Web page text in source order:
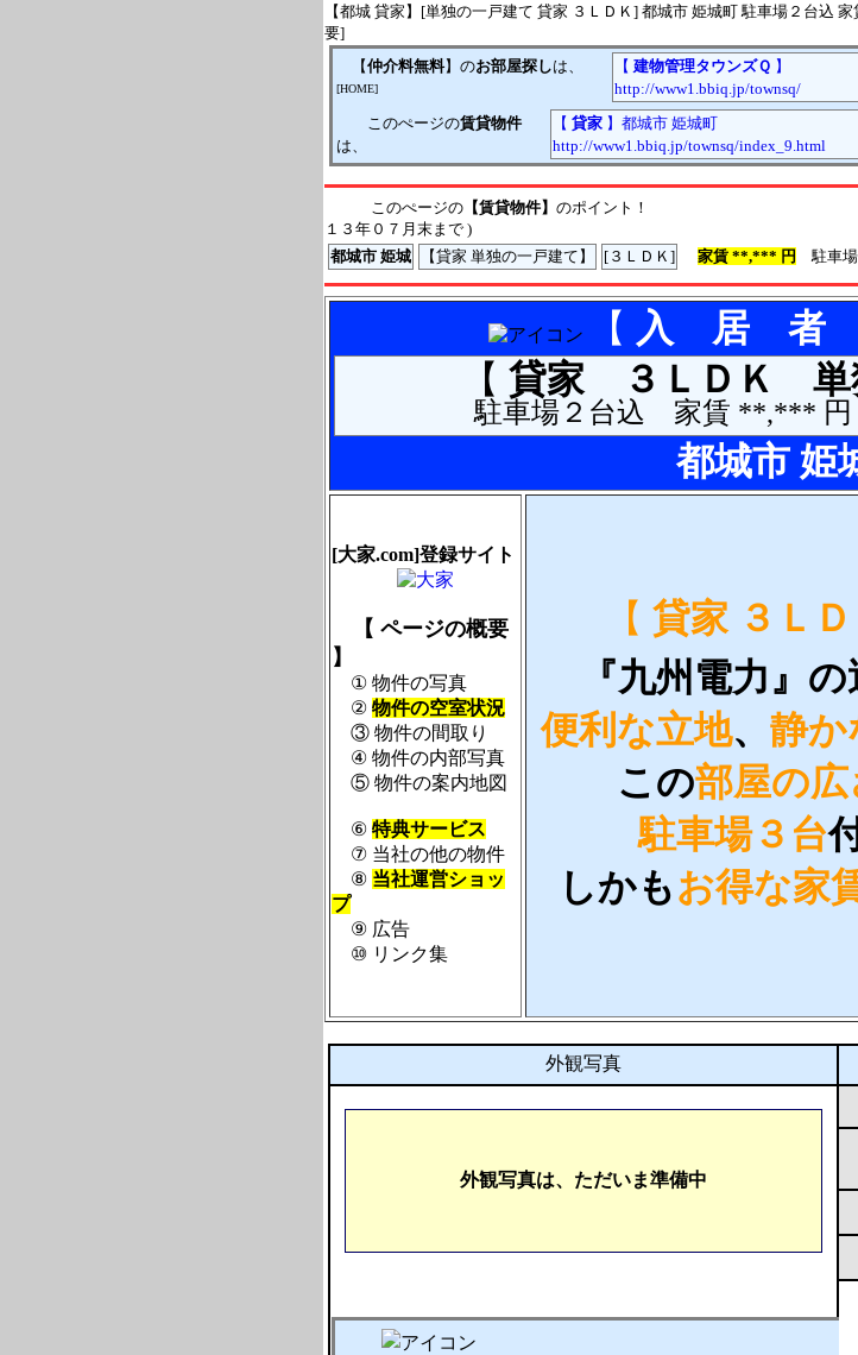
【都城 貸家】[単独の一戸建て 貸家 ３ＬＤＫ] 都城市 姫城町 駐車場２台込
要]
【仲介料無料】のお部屋探しは、
[HOME]
【 建物管理タウンズＱ 】
http://www1.bbiq.jp/townsq/
このぺージの賃貸物件
は、
【 貸家 】都城市 姫城町
http://www1.bbiq.jp/townsq/index_9.html
このぺージの 【賃貸物件】 のポイント！ 【 建物管理タ
１３年０７月末まで )
都城市 姫城
【貸家 単独の一戸建て】 [３ＬＤＫ] 家賃 **,*** 円 駐車
【 入 居 者
【 貸家 ３ＬＤＫ 単
駐車場２台込 家賃 **,***
都城市 姫
[大家.com]登録サイト
【 ページの概要
】
① 物件の写真
② 物件の空室状況
③ 物件の間取り
④ 物件の内部写真
⑤ 物件の案内地図
⑥ 特典サービス
⑦ 当社の他の物件
⑧ 当社運営ショッ
プ
⑨ 広告
⑩ リンク集
【 貸家 ３ＬＤ
『九州電力』
便利な立地、 静か
この部屋の広
駐車場３台
しかもお得な家
外観写真
外観写真は、ただいま準備中